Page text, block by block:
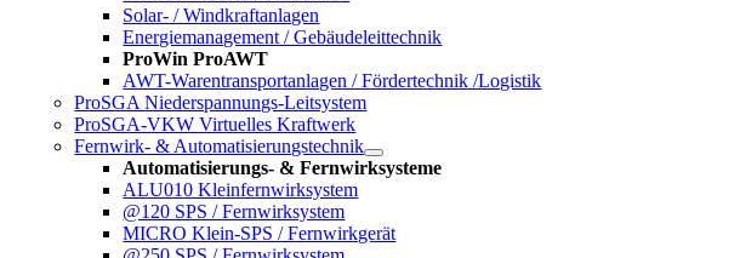
Solar- / Windkraftanlagen
Energiemanagement / Gebäudeleittechnik
ProWin ProAWT
AWT-Warentransportanlagen / Fördertechnik /Logistik
ProSGA Niederspannungs-Leitsystem
ProSGA-VKW Virtuelles Kraftwerk
Fernwirk- & Automatisierungstechnik
Automatisierungs- & Fernwirksysteme
ALU010 Kleinfernwirksystem
@120 SPS / Fernwirksystem
MICRO Klein-SPS / Fernwirkgerät